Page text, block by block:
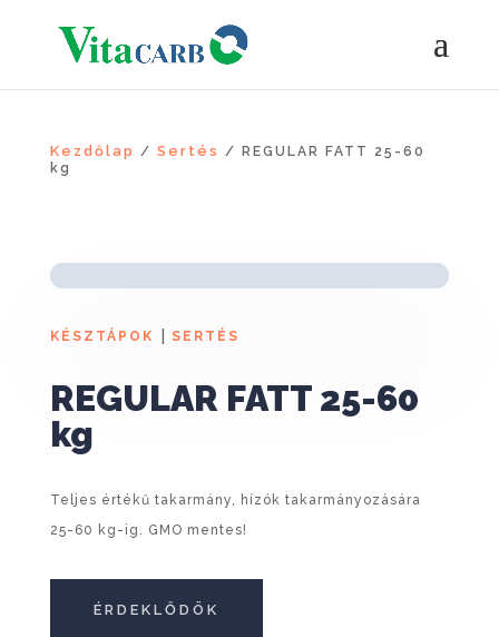
Kezdőlap / Sertés / REGULAR FATT 25-60
kg
KÉSZTÁPOK | SERTÉS
REGULAR FATT 25-60
kg
Teljes értékű takarmány, hízók takarmányozására
25-60 kg-ig. GMO mentes!
ÉRDEKLŐDÖK